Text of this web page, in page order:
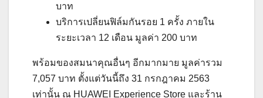
บาท
บริการเปลี่ยนฟิล์มกันรอย 1 ครั้ง ภายใน
ระยะเวลา 12 เดือน มูลค่า 200 บาท
พร้อมของสมนาคุณอื่นๆ อีกมากมาย มูลค่ารวม
7,057 บาท ตั้งแต่วันนี้ถึง 31 กรกฎาคม 2563
เท่านั้น ณ HUAWEI Experience Store และร้าน